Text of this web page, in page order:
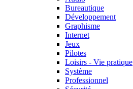
Bureautique
Développement
Graphisme
Internet
Jeux
Pilotes
Loisirs - Vie pratique
Système
Professionnel